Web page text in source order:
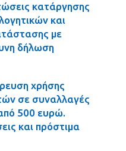
κατάργησης
και
με
δήλωση
χρήσης
σε συναλλαγές
500 ευρώ.
και πρόστιμα